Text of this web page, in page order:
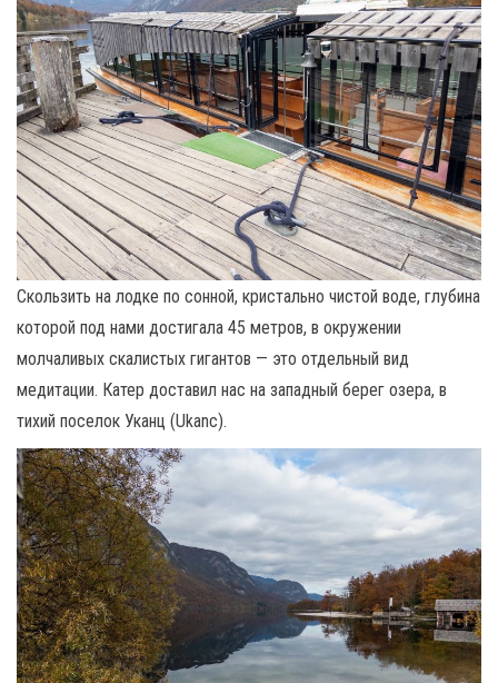
Скользить на лодке по сонной, кристально чистой воде, глубина
которой под нами достигала 45 метров, в окружении
молчаливых скалистых гигантов — это отдельный вид
медитации. Катер доставил нас на западный берег озера, в
тихий поселок Уканц (Ukanc).